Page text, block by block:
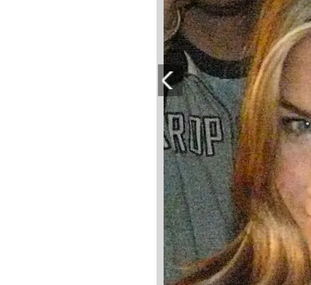
NEWS
FOTO
CONCORSI
EVENTI
VIDEO
PRINCIPATO